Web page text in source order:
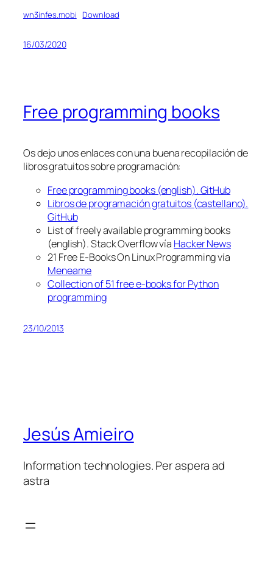
wn3infes.mobi Download
16/03/2020
Free programming books
Os dejo unos enlaces con una buena recopilación de
libros gratuitos sobre programación:
Free programming books (english). GitHub
Libros de programación gratuitos (castellano).
GitHub
List of freely available programming books
(english). Stack Overflow vía Hacker News
21 Free E-Books On Linux Programming vía
Meneame
Collection of 51 free e-books for Python
programming
23/10/2013
Jesús Amieiro
Information technologies. Per aspera ad
astra